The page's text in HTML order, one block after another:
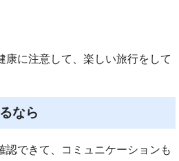
康に注意して、楽しい旅行をして
なら
認できて、コミュニケーションも